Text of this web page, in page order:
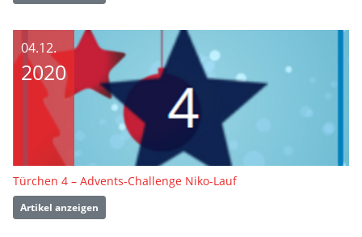
04.12.
2020
Türchen 4 – Advents-Challenge Niko-Lauf
Artikel anzeigen